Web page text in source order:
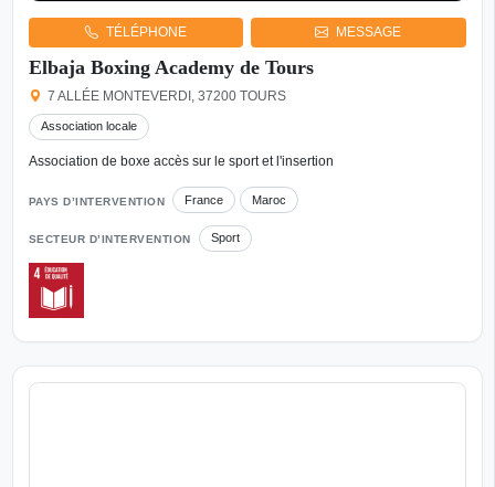
TÉLÉPHONE MESSAGE
Elbaja Boxing Academy de Tours
7 ALLÉE MONTEVERDI, 37200 TOURS
Association locale
Association de boxe accès sur le sport et l'insertion
PAYS D’INTERVENTION France Maroc
SECTEUR D’INTERVENTION Sport